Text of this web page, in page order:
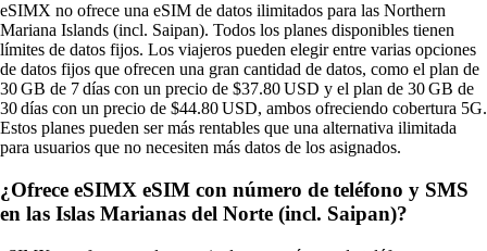
eSIMX no ofrece una eSIM de datos ilimitados para las Northern
Mariana Islands (incl. Saipan). Todos los planes disponibles tienen
límites de datos fijos. Los viajeros pueden elegir entre varias opciones
de datos fijos que ofrecen una gran cantidad de datos, como el plan de
30 GB de 7 días con un precio de $37.80 USD y el plan de 30 GB de
30 días con un precio de $44.80 USD, ambos ofreciendo cobertura 5G.
Estos planes pueden ser más rentables que una alternativa ilimitada
para usuarios que no necesiten más datos de los asignados.
¿Ofrece eSIMX eSIM con número de teléfono y SMS
en las Islas Marianas del Norte (incl. Saipan)?